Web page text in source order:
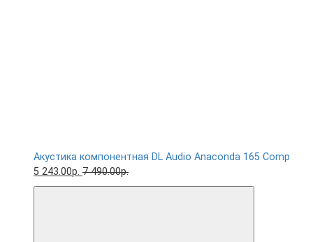
Акустика компонентная DL Audio Anaconda 165 Comp
5 243.00р. 7 490.00р.